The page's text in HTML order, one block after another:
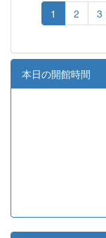
1 2 3
本日の開館時間